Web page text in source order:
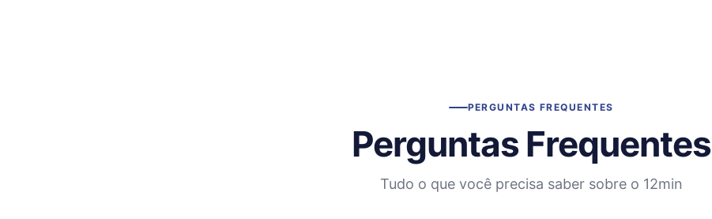
PERGUNTAS FREQUENTES
Perguntas Frequentes
Tudo o que você precisa saber sobre o 12min